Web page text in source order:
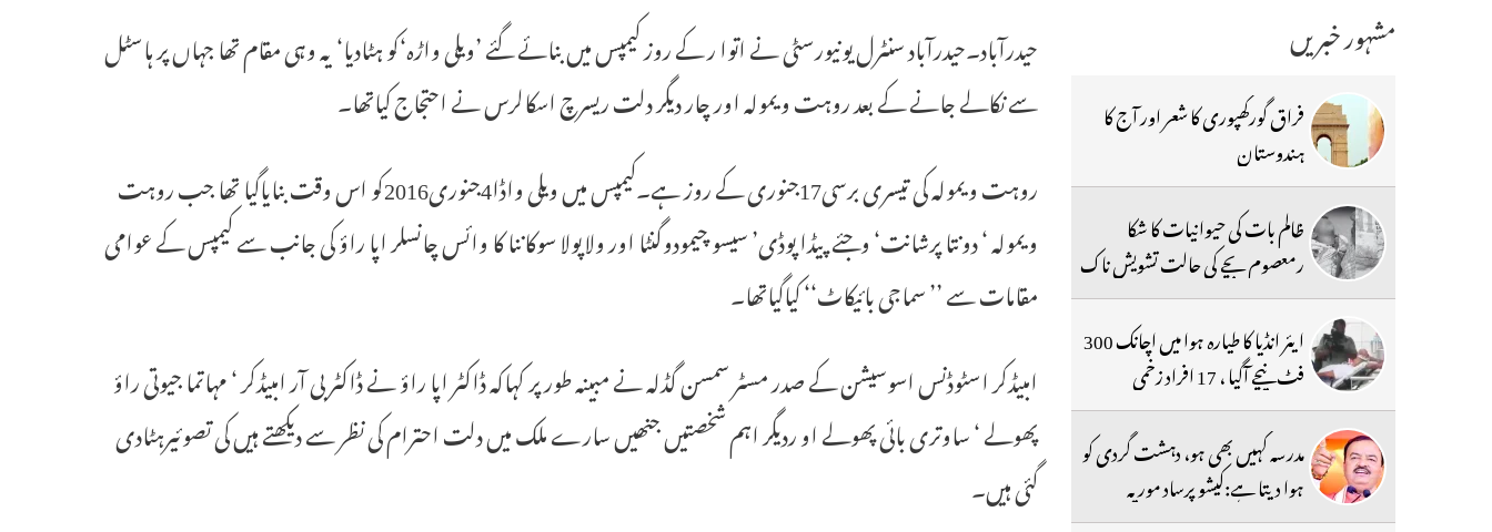
حیدرآباد۔حیدرآباد سنٹرل یونیورسٹی نے اتوا ر کے روز کیمپس میں بنائے گئے ’ویلی واڑہ‘کو ہٹادیا‘ یہ وہی مقام تھا جہاں پر ہاسٹل
سے نکالے جانے کے بعد روہت ویمولہ اور چار دیگر دلت ریسرچ اسکالرس نے احتجاج کیاتھا۔
روہت ویمولہ کی تیسری برسی17جنوری کے روز ہے۔کیمپس میں ویلی واڈا4جنوری2016کو اس وقت بنایاگیا تھا جب روہت
ویمولہ ‘ دونتا پرشانت‘ وجئے پیڈا پوڈی’ سیسو چیمودوگنٹا اور ولاپولا سوکاننا کا وائس چانسلر اپا راؤ کی جانب سے کیمپس کے عوامی
مقامات سے ’’ سماجی بائیکاٹ‘‘ کیاگیاتھا۔
امبیڈکر اسٹوڈنس اسوسیشن کے صدر مسٹر سمسن گڈلہ نے مبینہ طور پر کہاکہ ڈاکٹر اپا راؤ نے ڈاکٹر بی آر امبیڈکر ‘ مہاتما جیوتی راؤ
پھولے ‘ ساوتری بائی پھولے او ردیگر اہم شخصتیں جنھیں سارے ملک میں دلت احترام کی نظر سے دیکھتے ہیں کی تصوئیرہٹادی
گئی ہیں۔
مشہور خبریں
فراق گورکھپوری کا شعر اور آج کا
ہندوستان
ظالم بات کی حیوانیات کا شکا
رمعصوم بچے کی حالت تشویش ناک
ایئر انڈیا کا طیارہ ہوا میں اچانک 300
فٹ نیچے آگیا ، 17 افراد زخمی
مدرسہ کہیں بھی ہو، دہشت گردی کو
ہوا دیتا ہے:کیشو پرساد موریہ